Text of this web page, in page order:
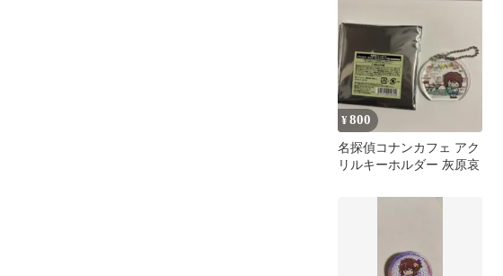
¥800
名探偵コナンカフェ アク
リルキーホルダー 灰原哀